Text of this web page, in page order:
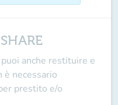
anche restituire e
necessario
prestito e/o